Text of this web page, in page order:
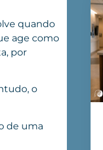
quando
age como
por
o
de uma